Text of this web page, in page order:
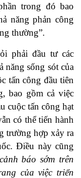
trong đó bao
năng phản công
thường”.
phải đầu tư các
năng sống sót của
tấn công đầu tiên
bao gồm cả việc
cuộc tấn công hạt
có thể tiến hành
trường hợp xảy ra
Điều này cũng
báo sớm trên
của việc triển